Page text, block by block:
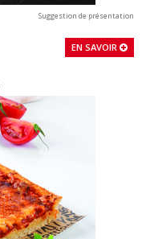
Suggestion de présentation
EN SAVOIR